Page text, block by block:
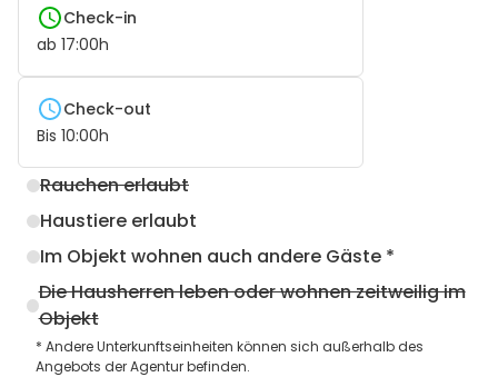
Check-in
ab 17:00h
Check-out
Bis 10:00h
Rauchen erlaubt
Haustiere erlaubt
Im Objekt wohnen auch andere Gäste *
Die Hausherren leben oder wohnen zeitweilig im
Objekt
* Andere Unterkunftseinheiten können sich außerhalb des
Angebots der Agentur befinden.